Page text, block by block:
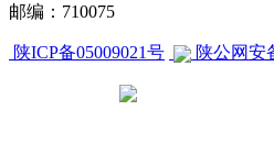
邮编：710075
陕ICP备05009021号 陕公网安